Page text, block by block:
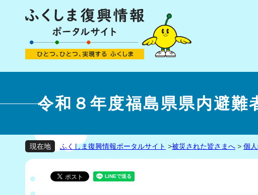
令和８年度福島県県内避難
現在地 ふくしま復興情報ポータルサイト >被災された皆さまへ > 個